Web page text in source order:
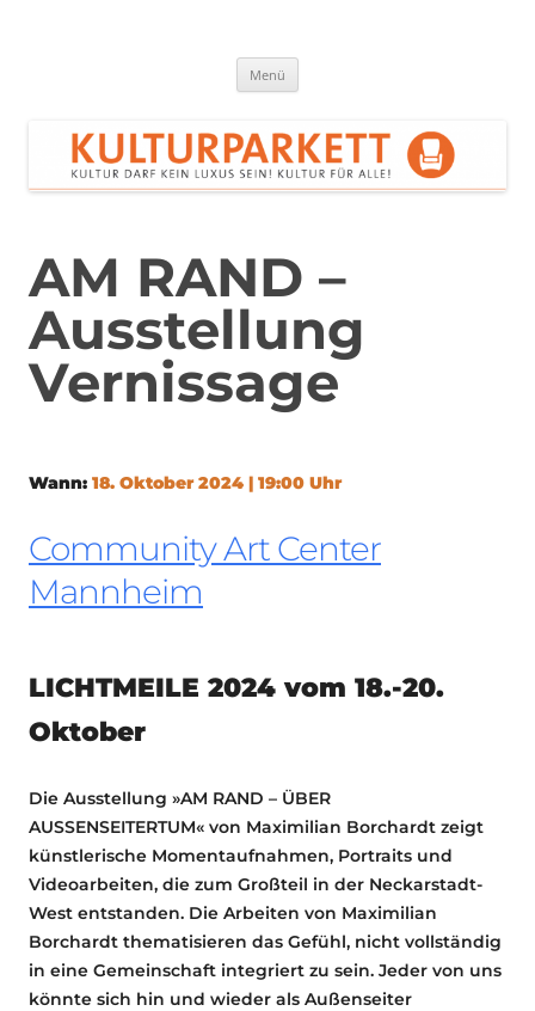
Menü
AM RAND –
Ausstellung
Vernissage
Wann: 18. Oktober 2024 | 19:00 Uhr
Community Art Center
Mannheim
LICHTMEILE 2024 vom 18.-20.
Oktober
Die Ausstellung »AM RAND – ÜBER
AUSSENSEITERTUM« von Maximilian Borchardt zeigt
künstlerische Momentaufnahmen, Portraits und
Videoarbeiten, die zum Großteil in der Neckarstadt-
West entstanden. Die Arbeiten von Maximilian
Borchardt thematisieren das Gefühl, nicht vollständig
in eine Gemeinschaft integriert zu sein. Jeder von uns
könnte sich hin und wieder als Außenseiter